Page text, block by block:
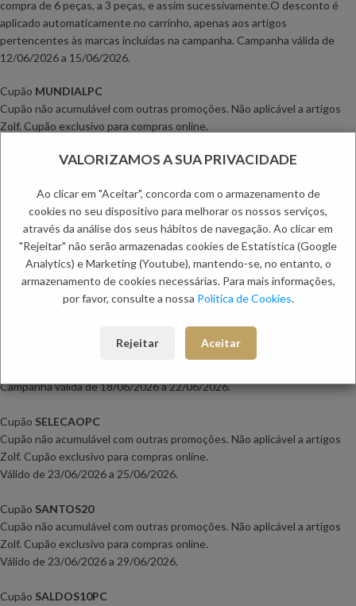
compra de 6 peças, a 3 peças, e assim sucessivamente.O desconto é
aplicado automaticamente no carrinho, apenas aos artigos
pertencentes às marcas incluídas na campanha. Campanha válida de
12/06/2026 a 15/06/2026.
Cupão MUNDIALPC
Cupão não acumulável com outras promoções. Não aplicável a artigos
Zolf. Cupão exclusivo para compras online.
Na compra de 2 peças da marca ANTONY MORATO, é aplicado um
desconto de50% na peça de menor valor. A promoção é recursiva, ou
seja, na compra de 4 peças elegíveis, o desconto é aplicado a 2 peças
de menor valor; na compra de 6 peças, a 3 peças, e assim
sucessivamente.O desconto é aplicado automaticamente no carrinho,
apenas aos artigos pertencentes à marcas incluída na campanha.
Campanha válida de 18/06/2026 a 22/06/2026.
10% PONTO CHIC COLLECTION
Promoção aplicável a toda a marca PONTO CHIC COLLECTION.
Campanha válida de 18/06/2026 a 22/06/2026.
Cupão SELECAOPC
Cupão não acumulável com outras promoções. Não aplicável a artigos
Zolf. Cupão exclusivo para compras online.
Válido de 23/06/2026 a 25/06/2026.
Cupão SANTOS20
Cupão não acumulável com outras promoções. Não aplicável a artigos
Zolf. Cupão exclusivo para compras online.
Válido de 23/06/2026 a 29/06/2026.
Cupão SALDOS10PC
VALORIZAMOS A SUA PRIVACIDADE
Ao clicar em "Aceitar", concorda com o armazenamento de
cookies no seu dispositivo para melhorar os nossos serviços,
através da análise dos seus hábitos de navegação. Ao clicar em
"Rejeitar" não serão armazenadas cookies de Estatística (Google
Analytics) e Marketing (Youtube), mantendo-se, no entanto, o
armazenamento de cookies necessárias. Para mais informações,
por favor, consulte a nossa Política de Cookies.
Rejeitar Aceitar